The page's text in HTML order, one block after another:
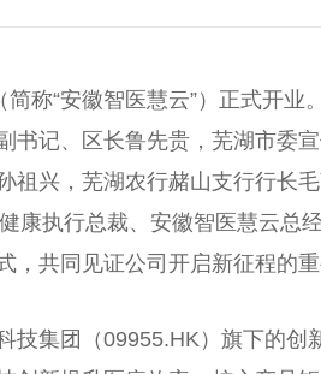
称“安徽智医慧云”）正式开业
书记、区长鲁先贵，芜湖市委
祖兴，芜湖农行赭山支行行长
康执行总裁、安徽智医慧云总
，共同见证公司开启新征程的
技集团（09955.HK）旗下的创